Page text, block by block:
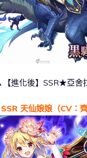
【進化後】SSR★亞舍
天仙娘娘（CV：齊